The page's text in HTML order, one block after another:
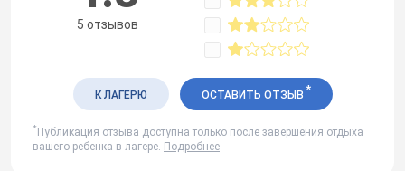
5 отзывов
К ЛАГЕРЮ ОСТАВИТЬ ОТЗЫВ *
* Публикация отзыва доступна только после завершения отдыха
вашего ребенка в лагере. Подробнее